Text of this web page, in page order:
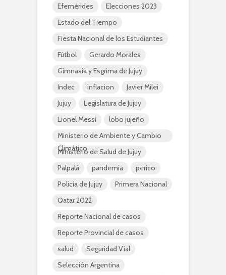
Efemérides
Elecciones 2023
Estado del Tiempo
Fiesta Nacional de los Estudiantes
Fútbol
Gerardo Morales
Gimnasia y Esgrima de Jujuy
Indec
inflacion
Javier Milei
Jujuy
Legislatura de Jujuy
Lionel Messi
lobo jujeño
Ministerio de Ambiente y Cambio
Climático
Ministerio de Salud de Jujuy
Palpalá
pandemia
perico
Policía de Jujuy
Primera Nacional
Qatar 2022
Reporte Nacional de casos
Reporte Provincial de casos
salud
Seguridad Vial
Selección Argentina